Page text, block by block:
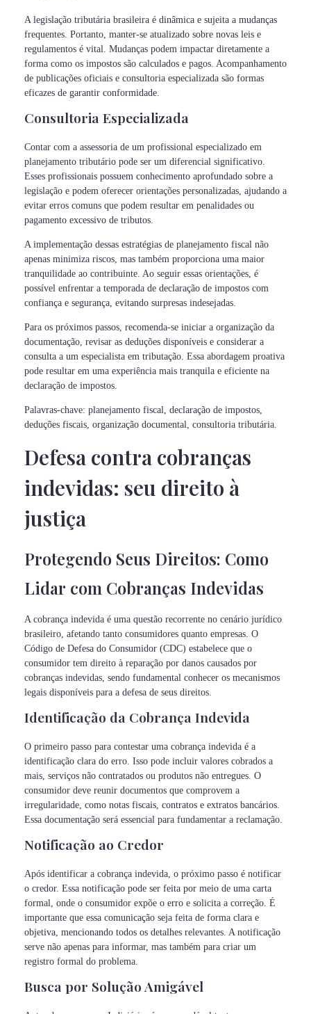
A legislação tributária brasileira é dinâmica e sujeita a mudanças
frequentes. Portanto, manter-se atualizado sobre novas leis e
regulamentos é vital. Mudanças podem impactar diretamente a
forma como os impostos são calculados e pagos. Acompanhamento
de publicações oficiais e consultoria especializada são formas
eficazes de garantir conformidade.
Consultoria Especializada
Contar com a assessoria de um profissional especializado em
planejamento tributário pode ser um diferencial significativo.
Esses profissionais possuem conhecimento aprofundado sobre a
legislação e podem oferecer orientações personalizadas, ajudando a
evitar erros comuns que podem resultar em penalidades ou
pagamento excessivo de tributos.
A implementação dessas estratégias de planejamento fiscal não
apenas minimiza riscos, mas também proporciona uma maior
tranquilidade ao contribuinte. Ao seguir essas orientações, é
possível enfrentar a temporada de declaração de impostos com
confiança e segurança, evitando surpresas indesejadas.
Para os próximos passos, recomenda-se iniciar a organização da
documentação, revisar as deduções disponíveis e considerar a
consulta a um especialista em tributação. Essa abordagem proativa
pode resultar em uma experiência mais tranquila e eficiente na
declaração de impostos.
Palavras-chave: planejamento fiscal, declaração de impostos,
deduções fiscais, organização documental, consultoria tributária.
Defesa contra cobranças
indevidas: seu direito à
justiça
Protegendo Seus Direitos: Como
Lidar com Cobranças Indevidas
A cobrança indevida é uma questão recorrente no cenário jurídico
brasileiro, afetando tanto consumidores quanto empresas. O
Código de Defesa do Consumidor (CDC) estabelece que o
consumidor tem direito à reparação por danos causados por
cobranças indevidas, sendo fundamental conhecer os mecanismos
legais disponíveis para a defesa de seus direitos.
Identificação da Cobrança Indevida
O primeiro passo para contestar uma cobrança indevida é a
identificação clara do erro. Isso pode incluir valores cobrados a
mais, serviços não contratados ou produtos não entregues. O
consumidor deve reunir documentos que comprovem a
irregularidade, como notas fiscais, contratos e extratos bancários.
Essa documentação será essencial para fundamentar a reclamação.
Notificação ao Credor
Após identificar a cobrança indevida, o próximo passo é notificar
o credor. Essa notificação pode ser feita por meio de uma carta
formal, onde o consumidor expõe o erro e solicita a correção. É
importante que essa comunicação seja feita de forma clara e
objetiva, mencionando todos os detalhes relevantes. A notificação
serve não apenas para informar, mas também para criar um
registro formal do problema.
Busca por Solução Amigável